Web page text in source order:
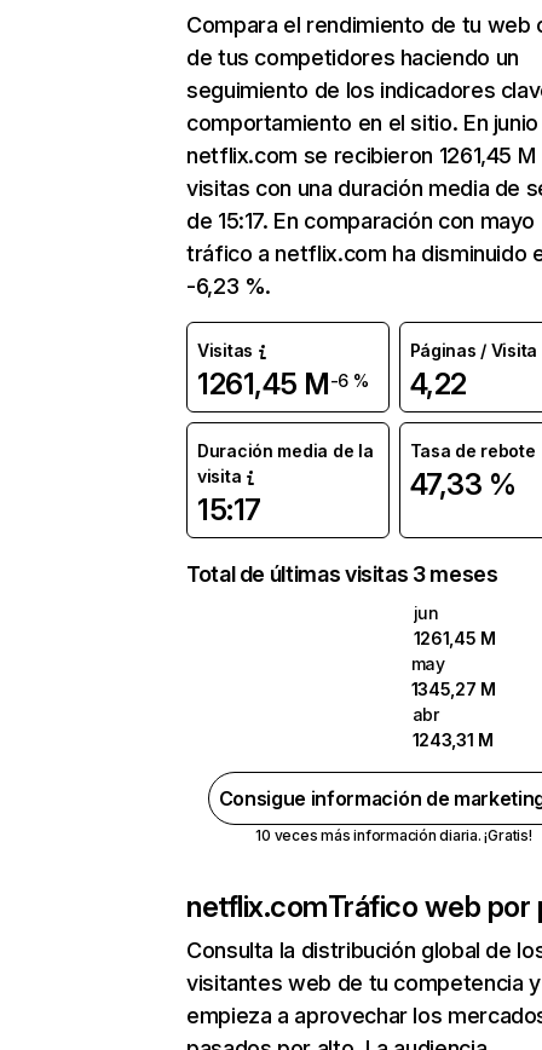
Compara el rendimiento de tu web
de tus competidores haciendo un
seguimiento de los indicadores
comportamiento en el sitio. En junio
netflix.com se recibieron 1261,45 M
visitas con una duración media de
de 15:17. En comparación con mayo
tráfico a netflix.com ha disminuido
-6,23 %.
Visitas
1261,45 M-6 %
Páginas / Visita
4,22
Duración media de la
visita
15:17
Tasa de rebote
47,33 %
Total de últimas visitas 3 meses
jun
1261,45 M
may
1345,27 M
abr
1243,31 M
Consigue información de
10 veces más información diaria. ¡Gratis!
netflix.comTráfico web por
Consulta la distribución global de
visitantes web de tu competencia y
empieza a aprovechar los